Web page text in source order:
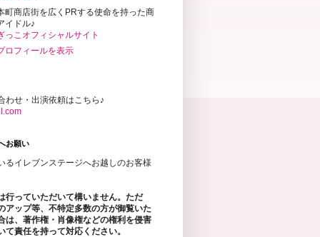
町商店街を広くPRする使命を持った商
イドル♪
っこオフィシャルサイト
ロフィールを表示
わせ・出演依頼はこちら♪
お願い
るイレブンステージへお越しのお客様
行っていただいて構いません。ただ
アップ等、不特定多数の方が御覧いた
は、著作権・肖像権などの権利を侵害
責任を持って対応ください。